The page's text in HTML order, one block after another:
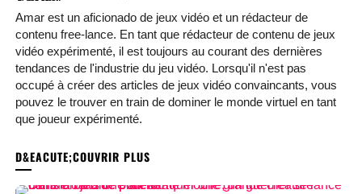
Amar est un aficionado de jeux vidéo et un rédacteur de
contenu free-lance. En tant que rédacteur de contenu de jeux
vidéo expérimenté, il est toujours au courant des dernières
tendances de l'industrie du jeu vidéo. Lorsqu'il n'est pas
occupé à créer des articles de jeux vidéo convaincants, vous
pouvez le trouver en train de dominer le monde virtuel en tant
que joueur expérimenté.